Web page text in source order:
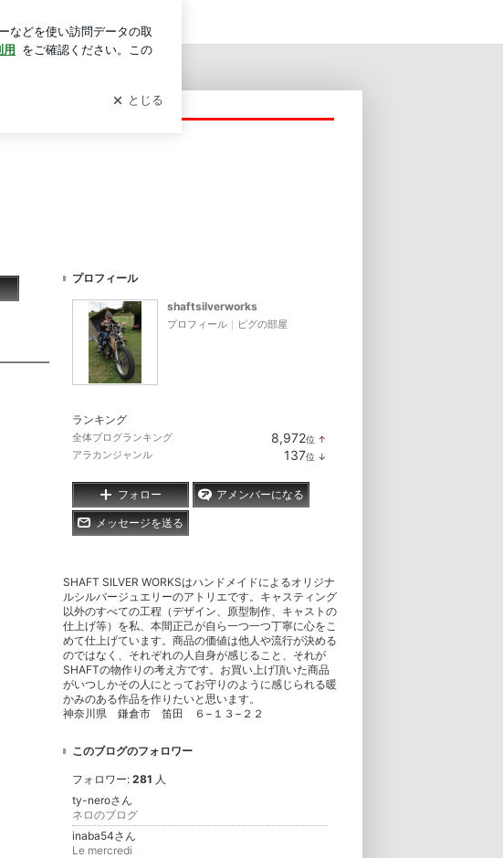
ログイン
プロフィール
shaftsilverworks
プロフィール ｜ ピグの部屋
ランキング
全体ブログランキング 8,972位 ↑
アラカンジャンル 137位 ↓
フォロー アメンバーになる
メッセージを送る
SHAFT SILVER WORKSはハンドメイドによるオリジナ
ルシルバージュエリーのアトリエです。キャスティング
以外のすべての工程（デザイン、原型制作、キャストの
仕上げ等）を私、本間正己が自ら一つ一つ丁寧に心をこ
めて仕上げています。商品の価値は他人や流行が決める
のではなく、それぞれの人自身が感じること、それが
SHAFTの物作りの考え方です。お買い上げ頂いた商品
がいつしかその人にとってお守りのように感じられる暖
かみのある作品を作りたいと思います。
神奈川県 鎌倉市 笛田 ６−１３−２２
このブログのフォロワー
フォロワー: 281 人
ty-neroさん
ネロのブログ
inaba54さん
Le mercredi